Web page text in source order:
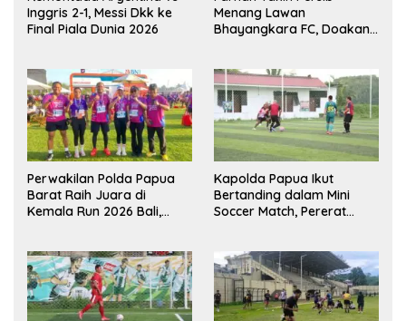
Inggris 2-1, Messi Dkk ke
Final Piala Dunia 2026
Menang Lawan
Bhayangkara FC, Doakan
Perwakilan Polda Papua
Barat Raih Juara di
Kemala Run 2026 Bali,
Kapolda Papua Ikut
Bertanding dalam Mini
Soccer Match, Pererat